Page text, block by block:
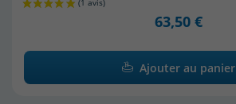
63,50 €
Ajouter au panier